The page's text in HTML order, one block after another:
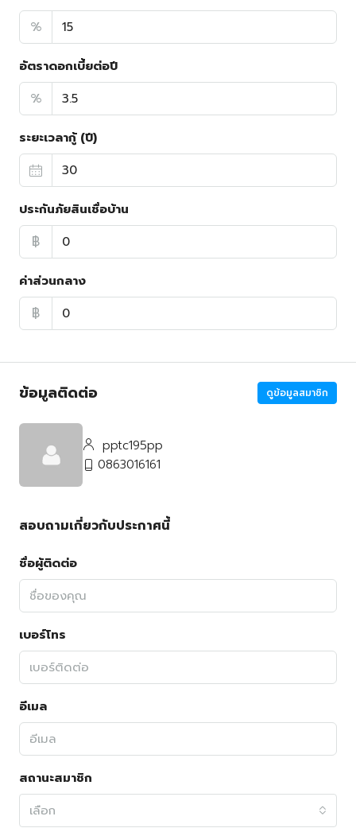
%
อัตราดอกเบี้ยต่อปี
%
ระยะเวลากู้ (ปี)
ประกันภัยสินเชื่อบ้าน
฿
ค่าส่วนกลาง
฿
ข้อมูลติดต่อ ดูข้อมูลสมาชิก
pptc195pp
0863016161
สอบถามเกี่ยวกับประกาศนี้
ชื่อผู้ติดต่อ
เบอร์โทร
อีเมล
สถานะสมาชิก
เลือก